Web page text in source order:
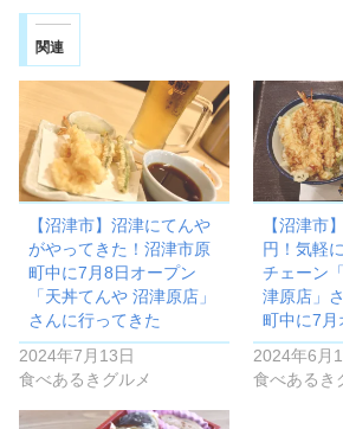
関連
【沼津市】沼津にてんや
がやってきた！沼津市原
町中に7月8日オープン
「天丼てんや 沼津原店」
さんに行ってきた
2024年7月13日
食べあるきグルメ
【沼津市
円！気軽
チェーン
津原店」
町中に7月
2024年6月
食べあるき